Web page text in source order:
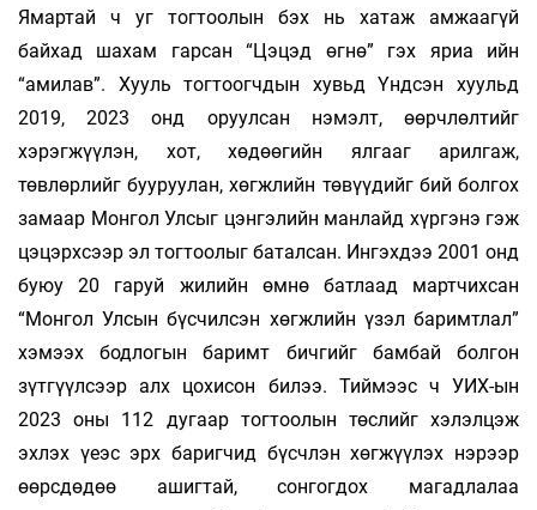
Ямартай ч уг тогтоолын бэх нь хатаж амжаагүй
байхад шахам гарсан “Цэцэд өгнө” гэх яриа ийн
“амилав”. Хууль тогтоогчдын хувьд Үндсэн хуульд
2019, 2023 онд оруулсан нэмэлт, өөрчлөлтийг
хэрэгжүүлэн, хот, хөдөөгийн ялгааг арилгаж,
төвлөрлийг бууруулан, хөгжлийн төвүүдийг бий болгох
замаар Монгол Улсыг цэнгэлийн манлайд хүргэнэ гэж
цэцэрхсээр эл тогтоолыг баталсан. Ингэхдээ 2001 онд
буюу 20 гаруй жилийн өмнө батлаад мартчихсан
“Монгол Улсын бүсчилсэн хөгжлийн үзэл баримтлал”
хэмээх бодлогын баримт бичгийг бамбай болгон
зүтгүүлсээр алх цохисон билээ. Тиймээс ч УИХ-ын
2023 оны 112 дугаар тогтоолын төслийг хэлэлцэж
эхлэх үеэс эрх баригчид бүсчлэн хөгжүүлэх нэрээр
өөрсдөдөө ашигтай, сонгогдох магадлалаа